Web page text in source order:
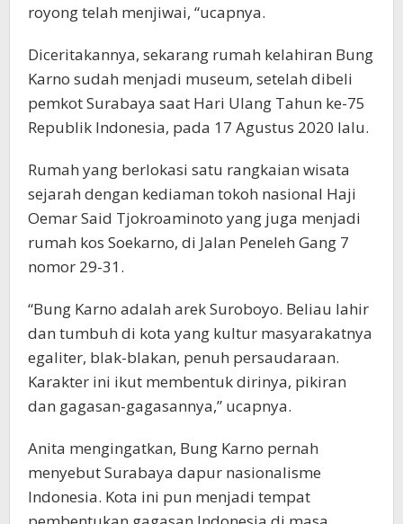
royong telah menjiwai, “ucapnya.
Diceritakannya, sekarang rumah kelahiran Bung
Karno sudah menjadi museum, setelah dibeli
pemkot Surabaya saat Hari Ulang Tahun ke-75
Republik Indonesia, pada 17 Agustus 2020 lalu.
Rumah yang berlokasi satu rangkaian wisata
sejarah dengan kediaman tokoh nasional Haji
Oemar Said Tjokroaminoto yang juga menjadi
rumah kos Soekarno, di Jalan Peneleh Gang 7
nomor 29-31.
“Bung Karno adalah arek Suroboyo. Beliau lahir
dan tumbuh di kota yang kultur masyarakatnya
egaliter, blak-blakan, penuh persaudaraan.
Karakter ini ikut membentuk dirinya, pikiran
dan gagasan-gagasannya,” ucapnya.
Anita mengingatkan, Bung Karno pernah
menyebut Surabaya dapur nasionalisme
Indonesia. Kota ini pun menjadi tempat